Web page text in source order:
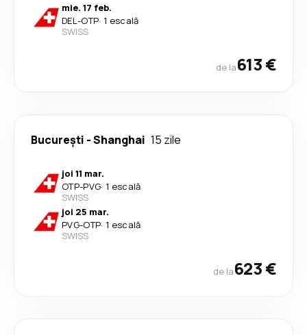
mie. 17 feb.
DEL-OTP· 1 escală
SWISS
de la613 €
București -Shanghai 15 zile
joi 11 mar.
OTP-PVG· 1 escală
SWISS
joi 25 mar.
PVG-OTP· 1 escală
SWISS
de la623 €